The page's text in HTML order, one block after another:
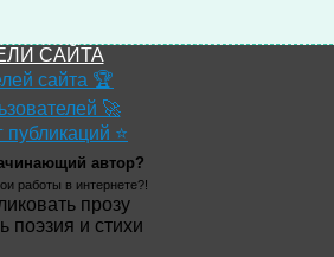
САЙТА
сайта 🏆
🚀
⭐
автор?
работы в интернете?!
прозу
поэзия и стихи